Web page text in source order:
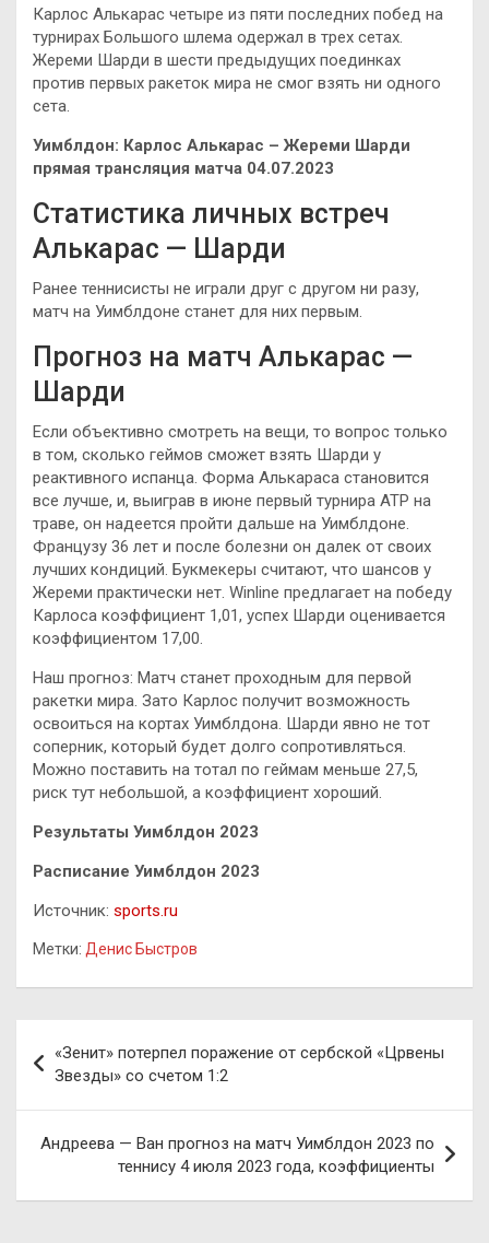
Карлос Алькарас четыре из пяти последних побед на
турнирах Большого шлема одержал в трех сетах.
Жереми Шарди в шести предыдущих поединках
против первых ракеток мира не смог взять ни одного
сета.
Уимблдон: Карлос Алькарас – Жереми Шарди
прямая трансляция матча 04.07.2023
Статистика личных встреч
Алькарас — Шарди
Ранее теннисисты не играли друг с другом ни разу,
матч на Уимблдоне станет для них первым.
Прогноз на матч Алькарас —
Шарди
Если объективно смотреть на вещи, то вопрос только
в том, сколько геймов сможет взять Шарди у
реактивного испанца. Форма Алькараса становится
все лучше, и, выиграв в июне первый турнира АТР на
траве, он надеется пройти дальше на Уимблдоне.
Французу 36 лет и после болезни он далек от своих
лучших кондиций. Букмекеры считают, что шансов у
Жереми практически нет. Winline предлагает на победу
Карлоса коэффициент 1,01, успех Шарди оценивается
коэффициентом 17,00.
Наш прогноз: Матч станет проходным для первой
ракетки мира. Зато Карлос получит возможность
освоиться на кортах Уимблдона. Шарди явно не тот
соперник, который будет долго сопротивляться.
Можно поставить на тотал по геймам меньше 27,5,
риск тут небольшой, а коэффициент хороший.
Результаты Уимблдон 2023
Расписание Уимблдон 2023
Источник: sports.ru
Метки: Денис Быстров
по
записям
«Зенит» потерпел поражение от сербской «Црвены
Звезды» со счетом 1:2
Андреева — Ван прогноз на матч Уимблдон 2023 по
теннису 4 июля 2023 года, коэффициенты